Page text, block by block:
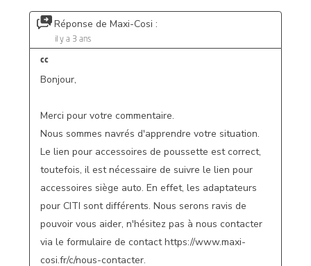
Réponse de Maxi-Cosi :
il y a 3 ans
cc
Bonjour,
Merci pour votre commentaire.
Nous sommes navrés d'apprendre votre situation.
Le lien pour accessoires de poussette est correct,
toutefois, il est nécessaire de suivre le lien pour
accessoires siège auto. En effet, les adaptateurs
pour CITI sont différents. Nous serons ravis de
pouvoir vous aider, n'hésitez pas à nous contacter
via le formulaire de contact https://www.maxi-
cosi.fr/c/nous-contacter.